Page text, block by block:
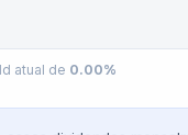
atual de 0.00%